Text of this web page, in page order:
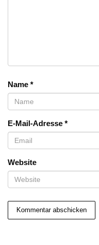
Name *
E-Mail-Adresse *
Website